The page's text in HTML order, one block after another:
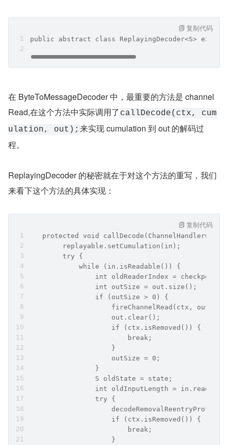
public abstract class ReplayingDecoder<S> extends
复制代码
在 ByteToMessageDecoder 中，最重要的方法是 channel
Read,在这个方法中实际调用了 callDecode(ctx, cum
ulation, out); 来实现 cumulation 到 out 的解码过
程。
ReplayingDecoder 的秘密就在于对这个方法的重写，我们
来看下这个方法的具体实现：
protected void
        replayable.setCumulation(in);
        try {
            while (in.isReadable()) {
int oldReaderIndex = checkpoint
                int outSize = out.size();
                if (outSize > 0) {
fireChannelRead(ctx, out,
                    out.clear();
                    if (ctx.isRemoved()) {
                        break;
                    }
                    outSize = 0;
                }
                S oldState = state;
int oldInputLength =
                try {
                    if (ctx.isRemoved()) {
                        break;
                    }
复制代码